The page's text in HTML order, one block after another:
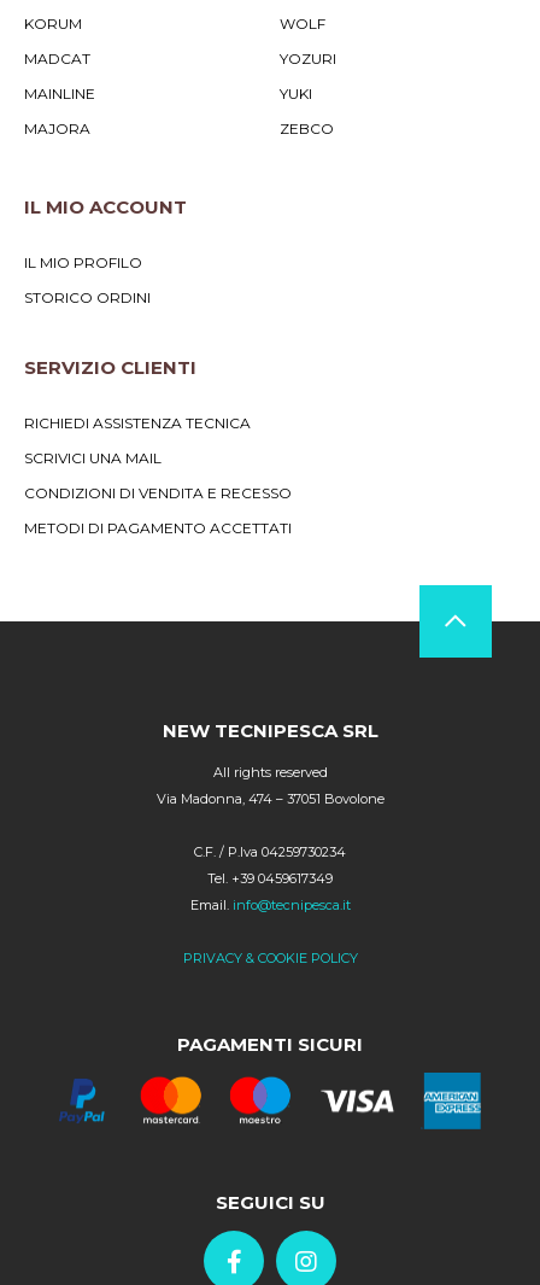
KORUM
MADCAT
MAINLINE
MAJORA
WOLF
YOZURI
YUKI
ZEBCO
IL MIO ACCOUNT
IL MIO PROFILO
STORICO ORDINI
SERVIZIO CLIENTI
RICHIEDI ASSISTENZA TECNICA
SCRIVICI UNA MAIL
CONDIZIONI DI VENDITA E RECESSO
METODI DI PAGAMENTO ACCETTATI
NEW TECNIPESCA SRL
All rights reserved
Via Madonna, 474 – 37051 Bovolone
C.F. / P.Iva 04259730234
Tel. +39 0459617349
Email. info@tecnipesca.it
PRIVACY & COOKIE POLICY
PAGAMENTI SICURI
SEGUICI SU